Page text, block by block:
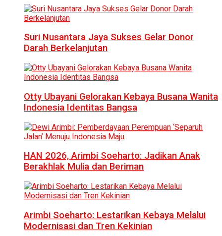
Suri Nusantara Jaya Sukses Gelar Donor
Darah Berkelanjutan
Otty Ubayani Gelorakan Kebaya Busana Wanita
Indonesia Identitas Bangsa
HAN 2026, Arimbi Soeharto: Jadikan Anak
Berakhlak Mulia dan Beriman
Arimbi Soeharto: Lestarikan Kebaya Melalui
Modernisasi dan Tren Kekinian